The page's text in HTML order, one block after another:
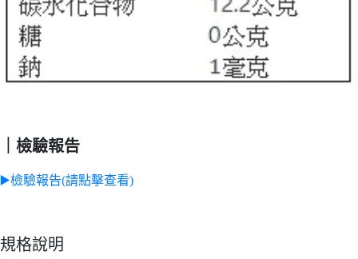
｜檢驗報告
▶️檢驗報告(請點擊查看)
規格說明